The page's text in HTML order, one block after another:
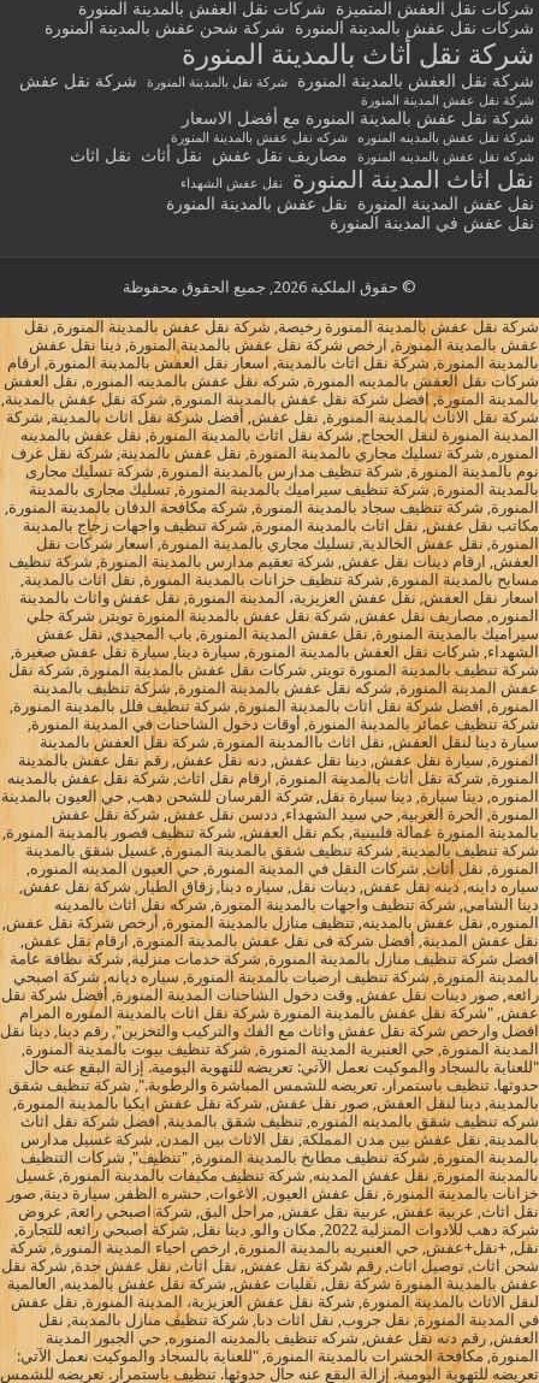
شركات نقل العفش المتميزة
شركات نقل العفش بالمدينة المنورة
شركات نقل عفش بالمدينة المنورة
شركة شحن عفش بالمدينة المنورة
شركة نقل أثاث بالمدينة المنورة
شركة نقل العفش بالمدينة المنورة شركة نقل بالمدينة المنورة شركة نقل عفش
شركة نقل عفش المدينة المنورة
شركة نقل عفش بالمدينة المنورة مع أفضل الاسعار
شركة نقل عفش بالمدينه المنوره
شركه نقل عفش بالمدينة المنورة
شركه نقل عفش بالمدينه المنورة
مصاريف نقل عفش نقل أثاث نقل اثاث
نقل اثاث المدينة المنورة نقل عفش الشهداء
نقل عفش المدينة المنورة
نقل عفش بالمدينة المنورة
نقل عفش في المدينة المنورة
© حقوق الملكية 2026, جميع الحقوق محفوظة
شركة نقل عفش بالمدينة المنورة رخيصة, شركة نقل عفش بالمدينة المنورة, نقل
عفش بالمدينة المنورة, ارخص شركة نقل عفش بالمدينة المنورة, دينا نقل عفش
بالمدينة المنورة, شركة نقل اثاث بالمدينة, اسعار نقل العفش بالمدينة المنورة, ارقام
شركات نقل العفش بالمدينه المنورة, شركه نقل عفش بالمدينه المنوره, نقل العفش
بالمدينة المنورة, افضل شركة نقل عفش بالمدينة المنورة, شركة نقل عفش بالمدينة,
شركة نقل الاثاث بالمدينة المنورة, نقل عفش, أفضل شركة نقل اثاث بالمدينة, شركة
المدينة المنورة لنقل الحجاج, شركة نقل اثاث بالمدينة المنورة, نقل عفش بالمدينه
المنوره, شركة تسليك مجاري بالمدينة المنورة, نقل عفش بالمدينة, شركة نقل غرف
نوم بالمدينة المنورة, شركة تنظيف مدارس بالمدينة المنورة, شركة تسليك مجارى
بالمدينة المنورة, شركة تنظيف سيراميك بالمدينة المنورة, تسليك مجارى بالمدينة
المنورة, شركة تنظيف سجاد بالمدينة المنورة, شركة مكافحة الدفان بالمدينة المنورة,
مكاتب نقل عفش, نقل اثاث بالمدينة المنورة, شركة تنظيف واجهات زجاج بالمدينة
المنورة, نقل عفش الخالدية, تسليك مجاري بالمدينة المنورة, اسعار شركات نقل
العفش, ارقام دينات نقل عفش, شركة تعقيم مدارس بالمدينة المنورة, شركة تنظيف
مسابح بالمدينة المنورة, شركة تنظيف خزانات بالمدينة المنورة, نقل اثاث بالمدينة,
اسعار نقل العفش, نقل عفش العزيزية، المدينة المنورة, نقل عفش واثاث بالمدينة
المنوره, مصاريف نقل عفش, شركة نقل عفش بالمدينة المنورة تويتر, شركة جلي
سيراميك بالمدينة المنورة, نقل عفش المدينة المنورة, باب المجيدي, نقل عفش
الشهداء, شركات نقل العفش بالمدينة المنورة, سيارة دينا, سيارة نقل عفش صغيرة,
شركة تنظيف بالمدينة المنورة تويتر, شركات نقل عفش بالمدينة المنورة, شركة نقل
عفش المدينة المنورة, شركه نقل عفش بالمدينة المنورة, شركة تنظيف بالمدينة
المنورة, افضل شركة نقل اثاث بالمدينة المنورة, شركة تنظيف فلل بالمدينة المنورة,
شركة تنظيف عمائر بالمدينة المنورة, أوقات دخول الشاحنات في المدينة المنورة,
سيارة دينا لنقل العفش, نقل اثاث باالمدينة المنورة, شركة نقل العفش بالمدينة
المنورة, سيارة نقل عفش, دينا نقل عفش, دنه نقل عفش, رقم نقل عفش بالمدينة
المنورة, شركة نقل أثاث بالمدينة المنورة, ارقام نقل اثاث, شركة نقل عفش بالمدينه
المنوره, دينا سيارة, دينا سيارة نقل, شركة الفرسان للشحن دهب, حي العيون بالمدينة
المنورة, الحرة الغربية, حي سيد الشهداء, ددسن نقل عفش, شركة نقل عفش
بالمدينة المنورة عمالة فلبينية, بكم نقل العفش, شركة تنظيف قصور بالمدينة المنورة,
شركة تنظيف بالمدينة, شركة تنظيف شقق بالمدينة المنورة, غسيل شقق بالمدينة
المنورة, نقل أثاث, شركات النقل في المدينة المنورة, حي العيون المدينه المنوره,
سياره داينه, دينه نقل عفش, دينات نقل, سياره دينا, زقاق الطيار, شركة نقل عفش,
دينا الشامي, شركة تنظيف واجهات بالمدينة المنورة, شركه نقل اثاث بالمدينه
المنوره, نقل عفش بالمدينه, تنظيف منازل بالمدينة المنورة, أرخص شركة نقل عفش,
نقل عفش المدينة, أفضل شركة فى نقل عفش بالمدينة المنورة, ارقام نقل عفش,
افضل شركة تنظيف منازل بالمدينة المنورة, شركة خدمات منزلية, شركة نظافة عامة
بالمدينة المنورة, شركة تنظيف ارضيات بالمدينة المنورة, سياره ديانه, شركة اصبحي
رائعه, صور دينات نقل عفش, وقت دخول الشاحنات المدينة المنورة, أفضل شركة نقل
عفش, "شركة نقل عفش بالمدينة المنورة شركة نقل اثاث بالمدينة المنوره المرام
افضل وارخص شركة نقل عفش واثاث مع الفك والتركيب والتخزين", رقم دينا, دينا نقل
المدينة المنورة, حي العنبرية المدينة المنورة, شركة تنظيف بيوت بالمدينة المنورة,
"للعناية بالسجاد والموكيت نعمل الآتي: تعريضه للتهوية اليومية. إزالة البقع عنه حال
حدوثها. تنظيف باستمرار. تعريضه للشمس المباشرة والرطوبة.", شركة تنظيف شقق
بالمدينة, دينا لنقل العفش, صور نقل عفش, شركة نقل عفش ايكيا بالمدينة المنورة,
شركه تنظيف شقق بالمدينه المنوره, تنظيف شقق بالمدينة, افضل شركة نقل اثاث
بالمدينة, نقل عفش بين مدن المملكة, نقل الاثاث بين المدن, شركة غسيل مدارس
بالمدينة المنورة, شركة تنظيف مطابخ بالمدينة المنورة, "تنظيف", شركات التنظيف
بالمدينة المنورة, نقل عفش المدينه, شركة تنظيف مكيفات بالمدينة المنورة, غسيل
خزانات بالمدينة المنورة, نقل عفش العيون, الاغوات, حشره الظفر, سيارة دينة, صور
نقل اثاث, عربية عفش, عربية نقل عفش, مراحل البق, شركة اصبحي رائعة, عروض
شركة دهب للادوات المنزلية 2022, مكان والو, دينا نقل, شركة اصبحي رائعه للتجارة,
نقل, +نقل+عفش, حي العنبريه بالمدينة المنورة, ارخص احياء المدينة المنورة, شركة
شحن اثاث, توصيل اثاث, رقم شركة نقل عفش, نقل اثاث, نقل عفش جدة, شركة نقل
عفش بالمدينة المنورة شركة نقل, نقليات عفش, شركة نقل عفش بالمدينه, العالمية
لنقل الاثاث بالمدينة المنورة, شركة نقل عفش العزيزية، المدينة المنورة, نقل عفش
في المدينة المنورة, نقل جروب, نقل اثاث دبا, شركة تنظيف منازل بالمدينة, نقل
العفش, رقم دنه نقل عفش, شركه تنظيف بالمدينه المنوره, حي الجبور المدينة
المنورة, مكافحة الحشرات بالمدينة المنورة, "للعناية بالسجاد والموكيت نعمل الآتي:
تعريضه للتهوية اليومية. إزالة البقع عنه حال حدوثها. تنظيف باستمرار. تعريضه للشمس